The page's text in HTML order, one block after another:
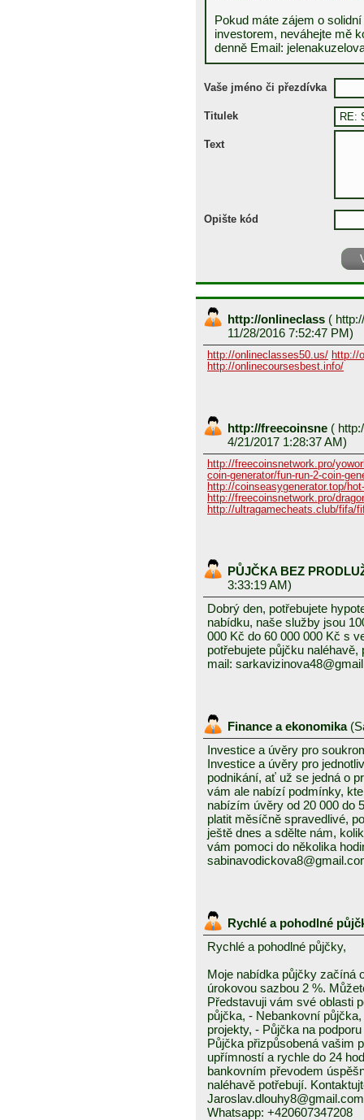
Pokud máte zájem o
investorem, neváhejte mě
denně Email:
Vaše jméno či přezdívka
Titulek
Text
Opište kód
http://onlineclass (
11/28/2016 7:52:47 PM)
http://onlineclasses50.us/ http://
http://onlinecoursesbest.info/
http://freecoinsne (
4/21/2017 1:28:37 AM)
http://freecoinsnetwork.pro/
coin-generator/fun-run-2-coin-
http://coinseasygenerator.top/
http://freecoinsnetwork.pro/
http://ultragamecheats.club/fifa/
PŮJČKA BEZ
3:33:19 AM)
Dobrý den, potřebujete
nabídku, naše služby jsou
000 Kč do 60 000 000 Kč s
potřebujete půjčku
mail:
Finance a ekonomika (
Investice a úvěry pro
Investice a úvěry pro
podnikání, ať už se jedná o
vám ale nabízí podmínky,
nabízím úvěry od 20 000 do
platit měsíčně spravedlivé,
ještě dnes a sdělte nám,
vám pomoci do několika
Rychlé a pohodlné
Rychlé a pohodlné půjčky,
Moje nabídka půjčky začíná
úrokovou sazbou 2 %.
Představuji vám své oblasti
půjčka, - Nebankovní
projekty, - Půjčka na
Půjčka přizpůsobená vašim
upřímností a rychle do 24
bankovním převodem
naléhavě potřebují.
Jaroslav.dlouhy8@gmail.com
Whatsapp: +420607347208